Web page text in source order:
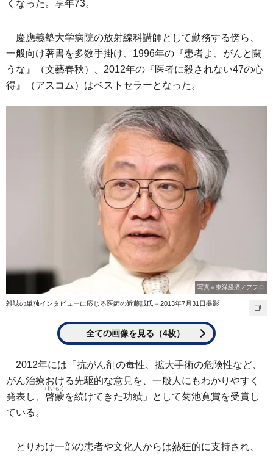
くなった。享年73。
慶應義塾大学病院の放射線科講師として勤務する傍ら、
一般向け著書を多数手掛け、1996年の『患者よ、がんと闘
うな』（文藝春秋）、2012年の『医者に殺されない47の心
得』（アスコム）はベストセラーとなった。
写真＝東洋経済／アフロ
雑誌の単独インタビューに応じる医師の近藤誠氏＝2013年7月31日撮影
全ての画像を見る（4枚）
2012年には「抗がん剤の毒性、拡大手術の危険性など、
がん治療おける先駆的な意見を、一般人にもわかりやすく
発表し、 啓蒙
けいもう
を続けてきた功績」として菊池寛賞を受賞し
ている。
とりわけ一部の患者や文化人からは熱狂的に支持され、